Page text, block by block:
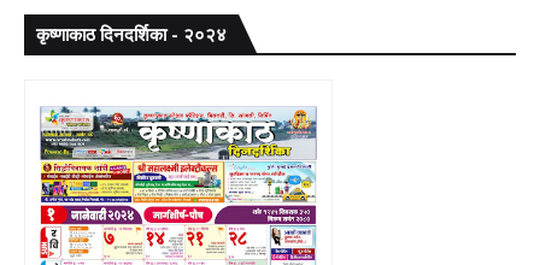
कृष्णाकाठ दिनदर्शिका - २०२४